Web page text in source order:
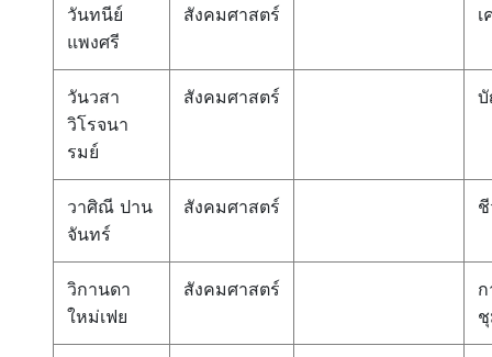
วันทนีย์
แพงศรี
สังคมศาสตร์ เ
วันวสา
วิโรจนา
รมย์
สังคมศาสตร์
วาศิณี ปาน
จันทร์
สังคมศาสตร์
วิกานดา
ใหม่เฟย
สังคมศาสตร์